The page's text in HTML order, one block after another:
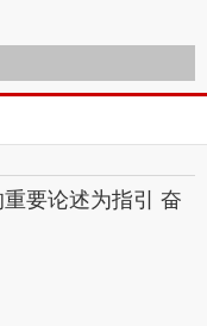
要论述为指引 奋